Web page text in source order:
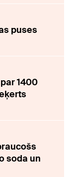
puses
1400
soda un